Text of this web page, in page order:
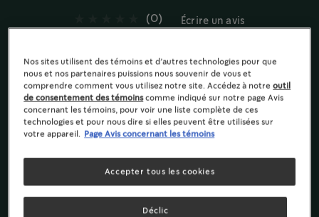
(0) Écrire un avis
d’avoine et de vanille, conçu pour que votre expérience
de café soit toujours un moment à savourer, que ce soit
le matin, l’après-midi ou le soir.
Aromatiseurs de
café
Nos sites utilisent des témoins et d’autres technologies pour que
nous et nos partenaires puissions nous souvenir de vous et
comprendre comment vous utilisez notre site. Accédez à notreoutil
de consentement des témoinscomme indiqué sur notre page Avis
concernant les témoins, pour voir une liste complète de ces
technologies et pour nous dire si elles peuvent être utilisées sur
votre appareil.
Page Avis concernant les témoins
Déclic
Accepter tous les cookies